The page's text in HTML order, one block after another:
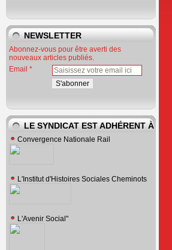
NEWSLETTER
Abonnez-vous pour être averti des
nouveaux articles publiés.
Email
LE SYNDICAT EST ADHÉRENT À
Convergence Nationale Rail
L'Institut d'Histoires Sociales Cheminots
L'Avenir Social"